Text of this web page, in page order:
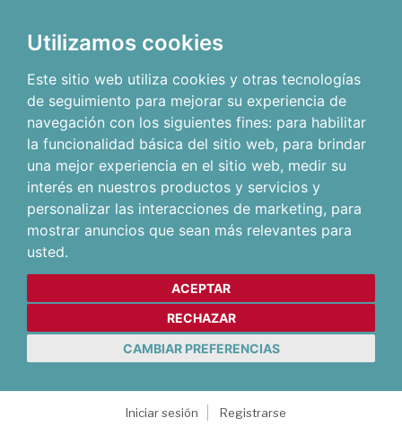
Utilizamos cookies
Este sitio web utiliza cookies y otras tecnologías
de seguimiento para mejorar su experiencia de
navegación con los siguientes fines: para habilitar
la funcionalidad básica del sitio web, para brindar
una mejor experiencia en el sitio web, medir su
interés en nuestros productos y servicios y
personalizar las interacciones de marketing, para
mostrar anuncios que sean más relevantes para
usted.
ACEPTAR
RECHAZAR
CAMBIAR PREFERENCIAS
Iniciar sesión
Registrarse